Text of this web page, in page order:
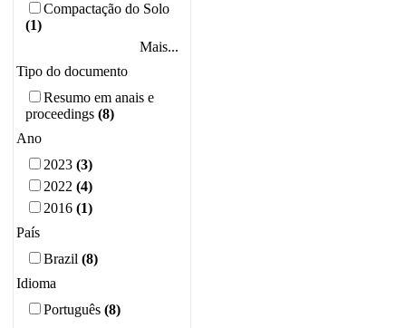
Compactação do Solo
(1)
Mais...
Tipo do documento
Resumo em anais e
proceedings (8)
Ano
2023 (3)
2022 (4)
2016 (1)
País
Brazil (8)
Idioma
Português (8)